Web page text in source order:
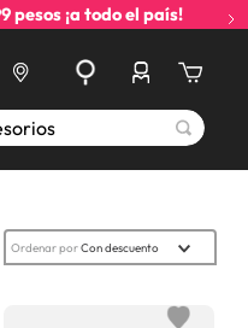
¡a todo el país!
Ordenar porCon descuento